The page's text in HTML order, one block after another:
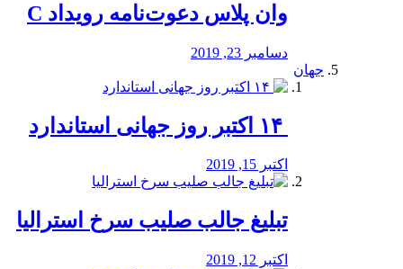
وان پلاس دعوت‌نامه رویداد C
دسامبر 23, 2019
جهان
اکتبر 15, 2019
تبلیغ جالب صلیب سرخ استرالیا
اکتبر 12, 2019